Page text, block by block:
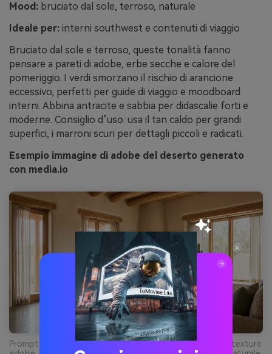
Mood: bruciato dal sole, terroso, naturale
Ideale per: interni southwest e contenuti di viaggio
Bruciato dal sole e terroso, queste tonalità fanno
pensare a pareti di adobe, erbe secche e calore del
pomeriggio. I verdi smorzano il rischio di arancione
eccessivo, perfetti per guide di viaggio e moodboard
interni. Abbina antracite e sabbia per didascalie forti e
moderne. Consiglio d’uso: usa il tan caldo per grandi
superfici, i marroni scuri per dettagli piccoli e radicati.
Esempio immagine di adobe del deserto generato
con media.io
Prompt: foto realistica di un soggiorno southwest con texture